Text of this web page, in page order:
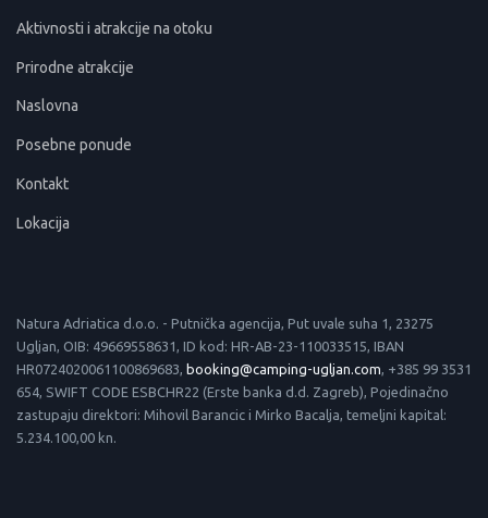
Aktivnosti i atrakcije na otoku
Prirodne atrakcije
Naslovna
Posebne ponude
Kontakt
Lokacija
Natura Adriatica d.o.o. - Putnička agencija, Put uvale suha 1, 23275
Ugljan, OIB: 49669558631, ID kod: HR-AB-23-110033515, IBAN
HR0724020061100869683, booking@camping-ugljan.com, +385 99 3531
654, SWIFT CODE ESBCHR22 (Erste banka d.d. Zagreb), Pojedinačno
zastupaju direktori: Mihovil Barancic i Mirko Bacalja, temeljni kapital:
5.234.100,00 kn.